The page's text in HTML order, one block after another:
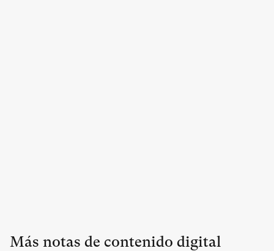
Más notas de contenido digital